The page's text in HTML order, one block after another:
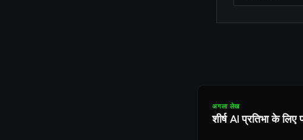
अगला लेख
शीर्ष AI प्रतिभा के